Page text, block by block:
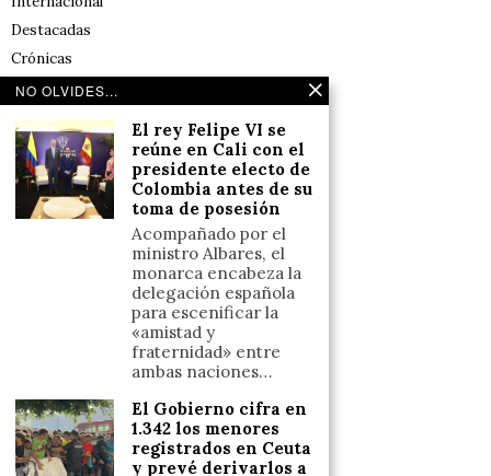
Destacadas
Crónicas
Noticias de deportes en España
Reflexiones
LINKS
Política de cookies (UE)
Términos y condiciones
+34633110958
NO OLVIDES...
El rey Felipe VI se
reúne en Cali con el
presidente electo de
Colombia antes de su
toma de posesión
Acompañado por el
ministro Albares, el
monarca encabeza la
delegación española
para escenificar la
«amistad y
fraternidad» entre
ambas naciones…
El Gobierno cifra en
1.342 los menores
registrados en Ceuta
y prevé derivarlos a